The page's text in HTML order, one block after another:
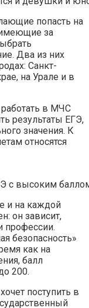
попасть на
за
Два из них
Санкт-
на Урале и в
в МЧС
результаты ЕГЭ,
значения. К
относятся
с высоким
и на каждой
он зависит,
профессии.
безопасность»
как на
балл
200.
поступить в